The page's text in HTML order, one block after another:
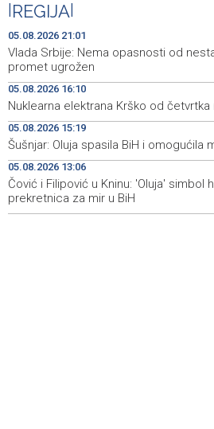
19:25
Ministarstvo saobraćaja KS:
obnovu mosta u ulici Ive Andrića
19:15
Pomozi.ba pomaže Gazi - Od
40.000 toplih obroka, u augustu nove
19:12
Conference on representation
and Others in BiH institutions on
19:12
'Šetnica kulture' nastavljena
predstavljanjem kozmetike
19:05
Prosecutor's Office indicts
employee for alleged embezzlement
REGIJA
05.08.2026 21:01
Vlada Srbije: Nema opasnosti od
promet ugrožen
05.08.2026 16:10
Nuklearna elektrana Krško od
05.08.2026 15:19
Šušnjar: Oluja spasila BiH i omogućila
05.08.2026 13:06
Čović i Filipović u Kninu: 'Oluja' simbol
prekretnica za mir u BiH